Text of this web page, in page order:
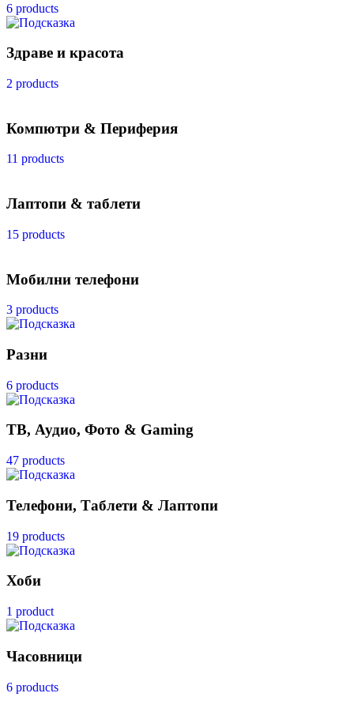
6 products
Здраве и красота
2 products
Компютри & Периферия
11 products
Лаптопи & таблети
15 products
Мобилни телефони
3 products
Разни
6 products
ТВ, Аудио, Фото & Gaming
47 products
Телефони, Таблети & Лаптопи
19 products
Хоби
1 product
Часовници
6 products